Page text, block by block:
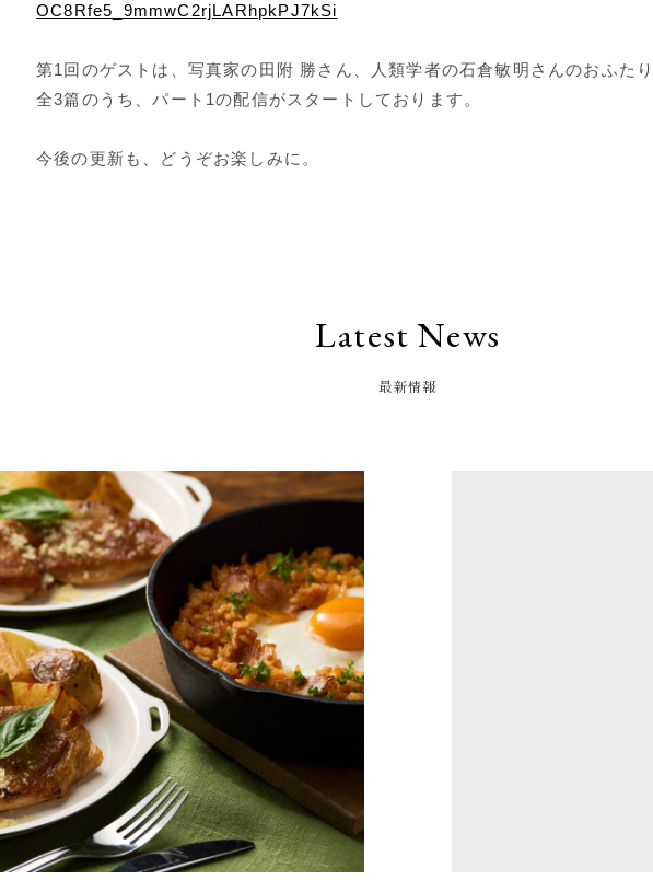
OC8Rfe5_9mmwC2rjLARhpkPJ7kSi
第1回のゲストは、写真家の田附 勝さん、人類学者の石倉敏明さんのおふた
全3篇のうち、パート1の配信がスタートしております。
今後の更新も、どうぞお楽しみに。
Latest News
最新情報